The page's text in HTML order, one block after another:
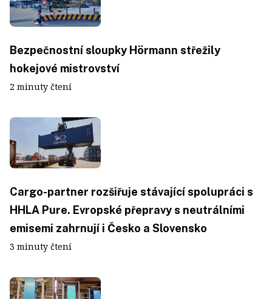
Bezpečnostní sloupky Hörmann střežily
hokejové mistrovství
2 minuty čtení
Cargo-partner rozšiřuje stávající spolupráci s
HHLA Pure. Evropské přepravy s neutrálními
emisemi zahrnují i Česko a Slovensko
3 minuty čtení